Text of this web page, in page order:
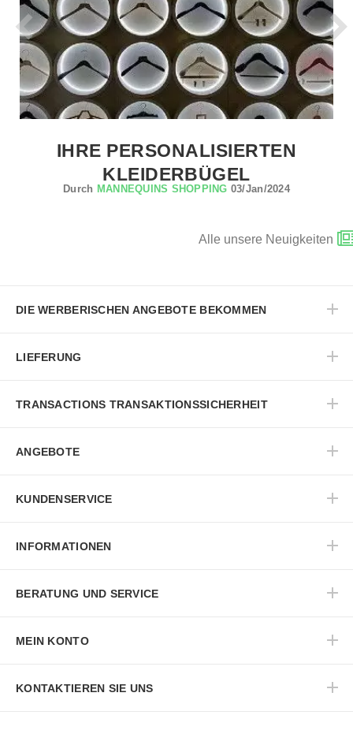
IHRE PERSONALISIERTEN
KLEIDERBÜGEL
Durch MANNEQUINS SHOPPING 03/Jan/2024
Alle unsere Neuigkeiten
DIE WERBERISCHEN ANGEBOTE BEKOMMEN
LIEFERUNG
TRANSACTIONS TRANSAKTIONSSICHERHEIT
ANGEBOTE
KUNDENSERVICE
INFORMATIONEN
BERATUNG UND SERVICE
MEIN KONTO
KONTAKTIEREN SIE UNS